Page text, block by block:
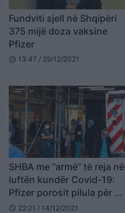
Fundviti sjell në Shqipëri
375 mijë doza vaksine
Pfizer
schedule 13:47 / 29/12/2021
SHBA me “armë” të reja në
luftën kundër Covid-19:
Pfizer porosit pilula për 10
milionë amerikanë
schedule 22:21 / 14/12/2021